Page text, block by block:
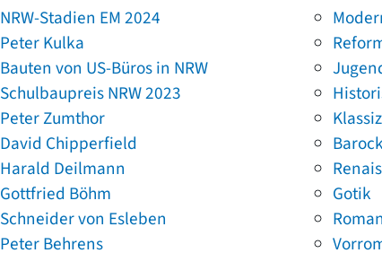
NRW-Stadien EM 2024
Peter Kulka
Bauten von US-Büros in NRW
Schulbaupreis NRW 2023
Peter Zumthor
David Chipperfield
Harald Deilmann
Gottfried Böhm
Schneider von Esleben
Peter Behrens
Barock
Gotik